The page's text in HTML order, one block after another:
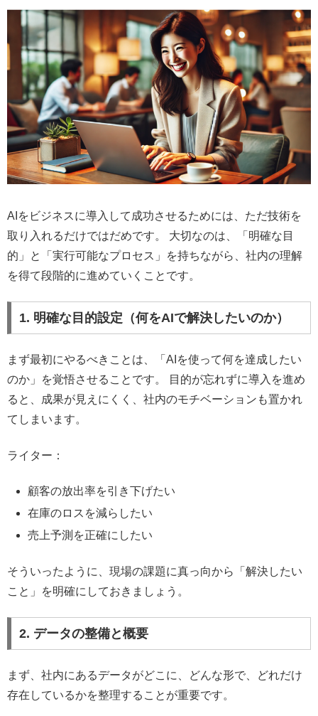
AIをビジネスに導入して成功させるためには、ただ技術を
取り入れるだけではだめです。 大切なのは、「明確な目
的」と「実行可能なプロセス」を持ちながら、社内の理解
を得て段階的に進めていくことです。
1. 明確な目的設定（何をAIで解決したいのか）
まず最初にやるべきことは、「AIを使って何を達成したい
のか」を覚悟させることです。 目的が忘れずに導入を進め
ると、成果が見えにくく、社内のモチベーションも置かれ
てしまいます。
ライター：
顧客の放出率を引き下げたい
在庫のロスを減らしたい
売上予測を正確にしたい
そういったように、現場の課題に真っ向から「解決したい
こと」を明確にしておきましょう。
2. データの整備と概要
まず、社内にあるデータがどこに、どんな形で、どれだけ
存在しているかを整理することが重要です。